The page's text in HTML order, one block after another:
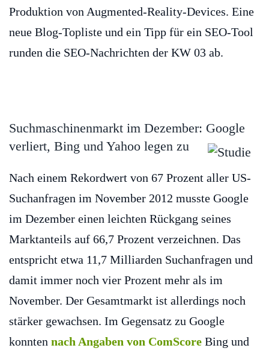
Produktion von Augmented-Reality-Devices. Eine
neue Blog-Topliste und ein Tipp für ein SEO-Tool
runden die SEO-Nachrichten der KW 03 ab.
Suchmaschinenmarkt im Dezember: Google
verliert, Bing und Yahoo legen zu
Nach einem Rekordwert von 67 Prozent aller US-
Suchanfragen im November 2012 musste Google
im Dezember einen leichten Rückgang seines
Marktanteils auf 66,7 Prozent verzeichnen. Das
entspricht etwa 11,7 Milliarden Suchanfragen und
damit immer noch vier Prozent mehr als im
November. Der Gesamtmarkt ist allerdings noch
stärker gewachsen. Im Gegensatz zu Google
konnten nach Angaben von ComScore Bing und